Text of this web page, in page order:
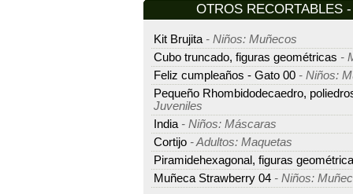
OTROS RECORTABLES
Kit Brujita- Niños: Muñecos
Cubo truncado, figuras geométricas -
Feliz cumpleaños - Gato 00 - Niños:
Pequeño Rhombidodecaedro,
Juveniles
India- Niños: Máscaras
Cortijo - Adultos: Maquetas
Piramidehexagonal, figuras
Muñeca Strawberry 04 - Niños: